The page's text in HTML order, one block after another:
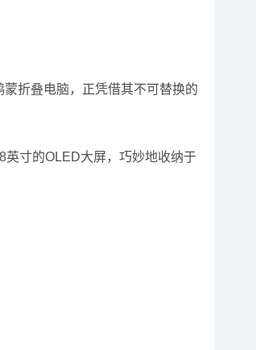
折叠电脑，正凭借其不可替换的
寸的OLED大屏，巧妙地收纳于